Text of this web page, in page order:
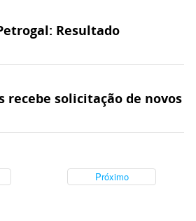
Resultado
recebe solicitação de novos
Próximo